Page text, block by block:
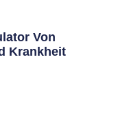
Von
Krankheit